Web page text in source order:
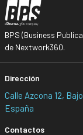
BPS (Business
de Nextwork360.
Dirección
Calle Azcona 12,
España
Contactos